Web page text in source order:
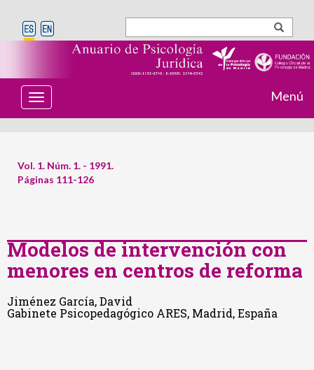
T
o
g
n
a
t
i
n
Menú
Vol. 1. Núm. 1. - 1991.
Páginas 111-126
Modelos de intervención con
menores en centros de reforma
Jiménez García, David
Gabinete Psicopedagógico ARES, Madrid, España